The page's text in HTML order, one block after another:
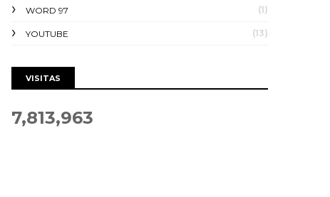
WORD 97 (1)
YOUTUBE (13)
VISITAS
7,813,963